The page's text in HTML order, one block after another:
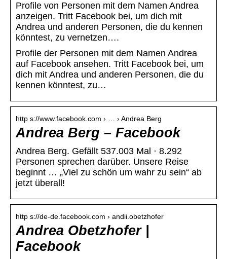
Profile von Personen mit dem Namen Andrea
anzeigen. Tritt Facebook bei, um dich mit
Andrea und anderen Personen, die du kennen
könntest, zu vernetzen….
Profile der Personen mit dem Namen Andrea
auf Facebook ansehen. Tritt Facebook bei, um
dich mit Andrea und anderen Personen, die du
kennen könntest, zu…
http s://www.facebook.com › … › Andrea Berg
Andrea Berg – Facebook
Andrea Berg. Gefällt 537.003 Mal · 8.292
Personen sprechen darüber. Unsere Reise
beginnt … „Viel zu schön um wahr zu sein“ ab
jetzt überall!
http s://de-de.facebook.com › andii.obetzhofer
Andrea Obetzhofer |
Facebook